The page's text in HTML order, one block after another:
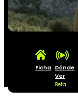
Ficha Dónde
Ver
Beta